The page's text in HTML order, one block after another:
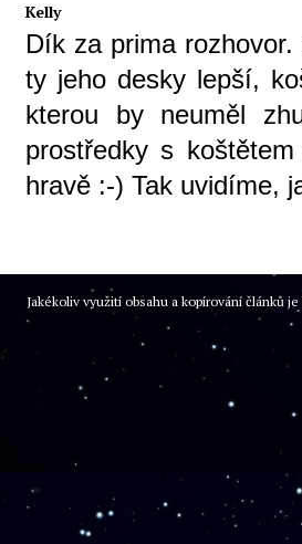
Kelly
Dík za prima
ty jeho desky lepší,
kterou by neuměl
prostředky s
hravě :-) Tak uvidíme,
Jakékoliv využití obsahu a kopírování článků